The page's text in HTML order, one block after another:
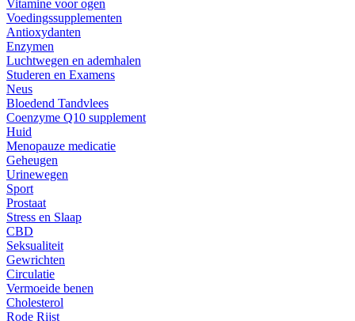
Vitamine voor ogen
Voedingssupplementen
Antioxydanten
Enzymen
Luchtwegen en ademhalen
Studeren en Examens
Neus
Bloedend Tandvlees
Coenzyme Q10 supplement
Huid
Menopauze medicatie
Geheugen
Urinewegen
Sport
Prostaat
Stress en Slaap
CBD
Seksualiteit
Gewrichten
Circulatie
Vermoeide benen
Cholesterol
Rode Rijst